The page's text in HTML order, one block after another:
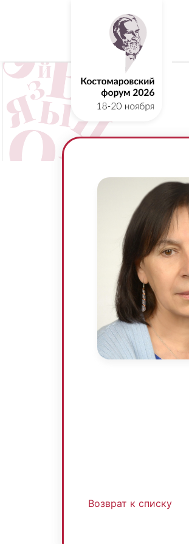
Возврат к списку